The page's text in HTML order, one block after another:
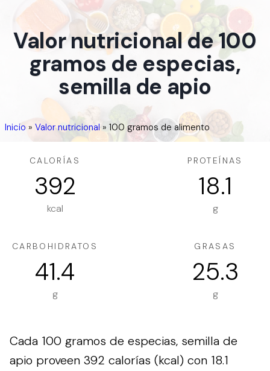
Valor nutricional de 100
gramos de especias,
semilla de apio
Inicio » Valor nutricional» 100 gramos de alimento
CALORÍAS
392
kcal
PROTEÍNAS
18.1
g
CARBOHIDRATOS
41.4
g
GRASAS
25.3
g
Cada 100 gramos de especias, semilla de
apio proveen 392 calorías (kcal) con 18.1